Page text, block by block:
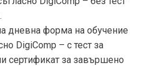
дневна форма на обучение
DigiComp – с тест за
сертификат за завършено